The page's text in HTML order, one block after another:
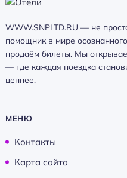
WWW.SNPLTD.RU — не
помощник в мире
продаём билеты. Мы
— где каждая поездка
ценнее.
МЕНЮ
Контакты
Карта сайта